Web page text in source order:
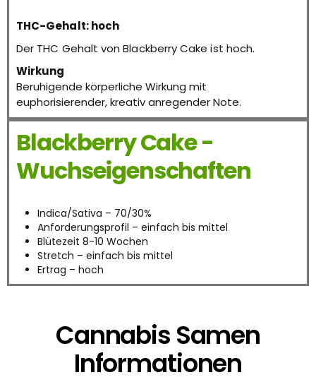
THC-Gehalt: hoch
Der THC Gehalt von Blackberry Cake ist hoch.
Wirkung
Beruhigende körperliche Wirkung mit
euphorisierender, kreativ anregender Note.
Blackberry Cake -
Wuchseigenschaften
Indica/Sativa – 70/30%
Anforderungsprofil – einfach bis mittel
Blütezeit 8-10 Wochen
Stretch – einfach bis mittel
Ertrag – hoch
Cannabis Samen
Informationen